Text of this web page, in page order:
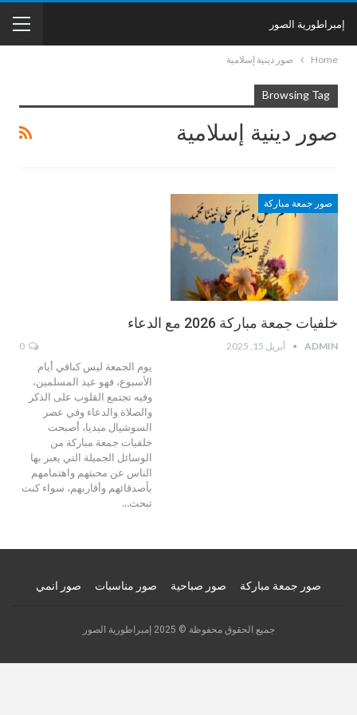
إمبراطورية الصور
Home صور دينية إسلامية
Browsing Tag
صور دينية إسلامية
صور جمعة مباركة
خلفيات جمعة مباركة 2026 مع الدعاء
ADMIN أبريل 15, 2025
يوم الجمعة ليس كباقي أيام
الأسبوع، فهو عيد المسلمين،
وفيه تجتمع القلوب على الذكر
والصلاة والدعاء وفي عصر
السوشيال ميديا، أصبحت
خلفيات جمعة مباركة من
الوسائل الجميلة التي يعبر بها
الناس عن محبتهم واهتمامهم
بأصدقائهم وأقاربهم، سواء كنت
تبحث…
صور جمعة مباركة صور صباحية صور مناسبات صور انمي
جميع الحقوق محفوظة © 2025 إمبراطورية الصور